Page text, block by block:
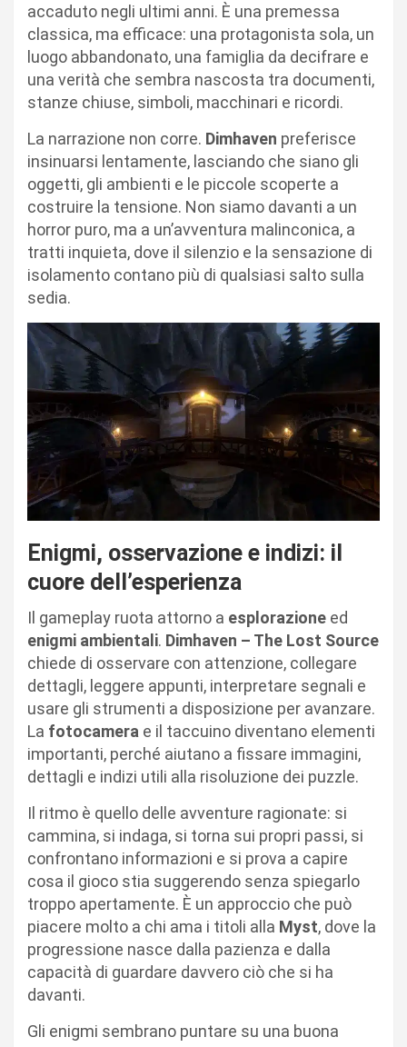
accaduto negli ultimi anni. È una premessa
classica, ma efficace: una protagonista sola, un
luogo abbandonato, una famiglia da decifrare e
una verità che sembra nascosta tra documenti,
stanze chiuse, simboli, macchinari e ricordi.
La narrazione non corre. Dimhaven preferisce
insinuarsi lentamente, lasciando che siano gli
oggetti, gli ambienti e le piccole scoperte a
costruire la tensione. Non siamo davanti a un
horror puro, ma a un’avventura malinconica, a
tratti inquieta, dove il silenzio e la sensazione di
isolamento contano più di qualsiasi salto sulla
sedia.
Enigmi, osservazione e indizi: il
cuore dell’esperienza
Il gameplay ruota attorno a esplorazione ed
enigmi ambientali. Dimhaven – The Lost Source
chiede di osservare con attenzione, collegare
dettagli, leggere appunti, interpretare segnali e
usare gli strumenti a disposizione per avanzare.
La fotocamera e il taccuino diventano elementi
importanti, perché aiutano a fissare immagini,
dettagli e indizi utili alla risoluzione dei puzzle.
Il ritmo è quello delle avventure ragionate: si
cammina, si indaga, si torna sui propri passi, si
confrontano informazioni e si prova a capire
cosa il gioco stia suggerendo senza spiegarlo
troppo apertamente. È un approccio che può
piacere molto a chi ama i titoli alla Myst, dove la
progressione nasce dalla pazienza e dalla
capacità di guardare davvero ciò che si ha
davanti.
Gli enigmi sembrano puntare su una buona